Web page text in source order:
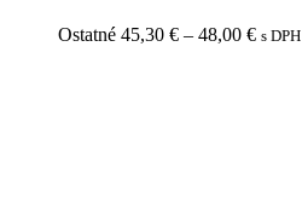
Ostatné 45,30 € – 48,00 € s DPH